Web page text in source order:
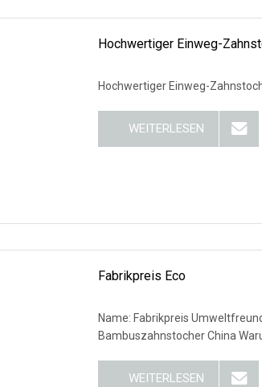
Hochwertiger Einweg-
Hochwertiger Einweg-
WEITERLESEN
Fabrikpreis Eco
Name: Fabrikpreis
Bambuszahnstocher China
WEITERLESEN